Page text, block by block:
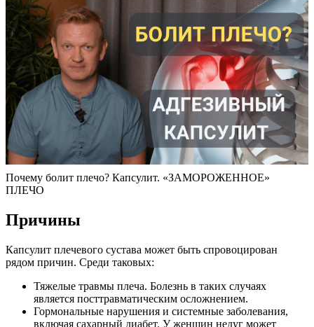
Почему болит плечо? Капсулит. «ЗАМОРОЖЕННОЕ»
ПЛЕЧО
Причины
Капсулит плечевого сустава может быть спровоцирован
рядом причин. Среди таковых:
Тяжелые травмы плеча. Болезнь в таких случаях
является посттравматическим осложнением.
Гормональные нарушения и системные заболевания,
включая сахарный диабет. У женщин недуг может